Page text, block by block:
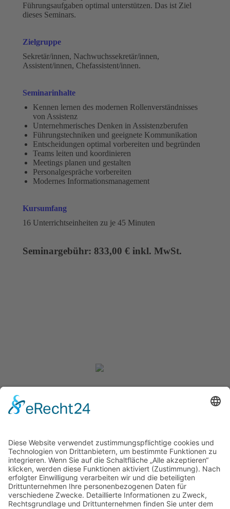
Führungsaufgaben optimal unterstützen. Das ist Ziel
dieses Seminars.
Zielgruppe
Sekretär/innen, Nachwuchssekretär/innen,
Assistent/innen, Chefassistent/innen.
Seminarinhalte
Kennen lernen des modernen Rollenverständnisses
von Assistenz
Unternehmerisches Denken in Assistenzberufen
Führungstechniken und geeignete Kommunikation
Entscheidungen optimal vorbereiten und begründen
Teams leiten und koordinieren
Meetings planen und gestalten
Personalgespräche vorbereiten
Modernes Informationsmanagement
Kursumfang
16 Unterrichtseinheiten zu je 45 Minuten
Seminargebühr: 833,00 € inkl. MwSt.